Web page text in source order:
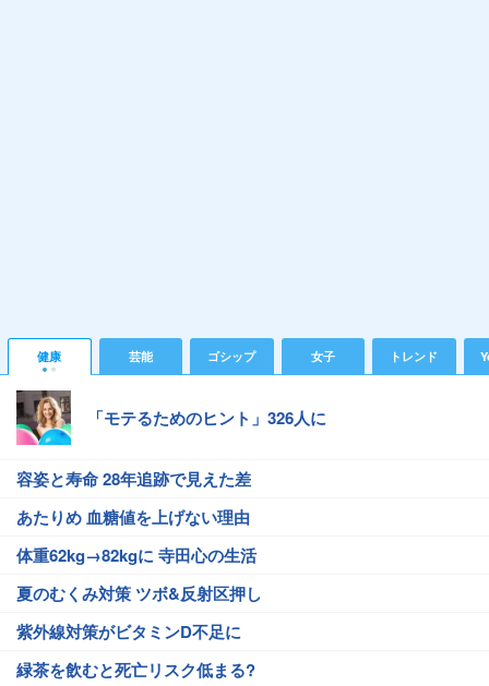
健康 芸能 ゴシップ 女子 トレンド
「モテるためのヒント」326人に
容姿と寿命 28年追跡で見えた差
あたりめ 血糖値を上げない理由
体重62kg→82kgに 寺田心の生活
夏のむくみ対策 ツボ&反射区押し
紫外線対策がビタミンD不足に
緑茶を飲むと死亡リスク低まる?